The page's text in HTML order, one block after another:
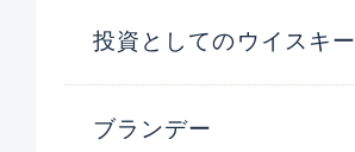
投資としてのウイスキー
ブランデー